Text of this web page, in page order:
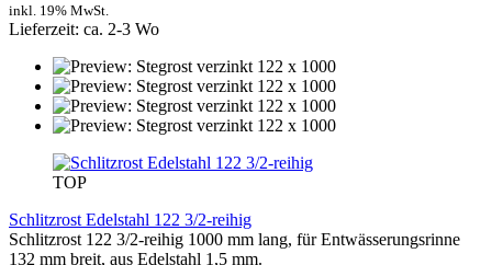
inkl. 19% MwSt.
Lieferzeit: ca. 2-3 Wo
TOP
Schlitzrost Edelstahl 122 3/2-reihig
Schlitzrost 122 3/2-reihig 1000 mm lang, für Entwässerungsrinne
132 mm breit, aus Edelstahl 1,5 mm.